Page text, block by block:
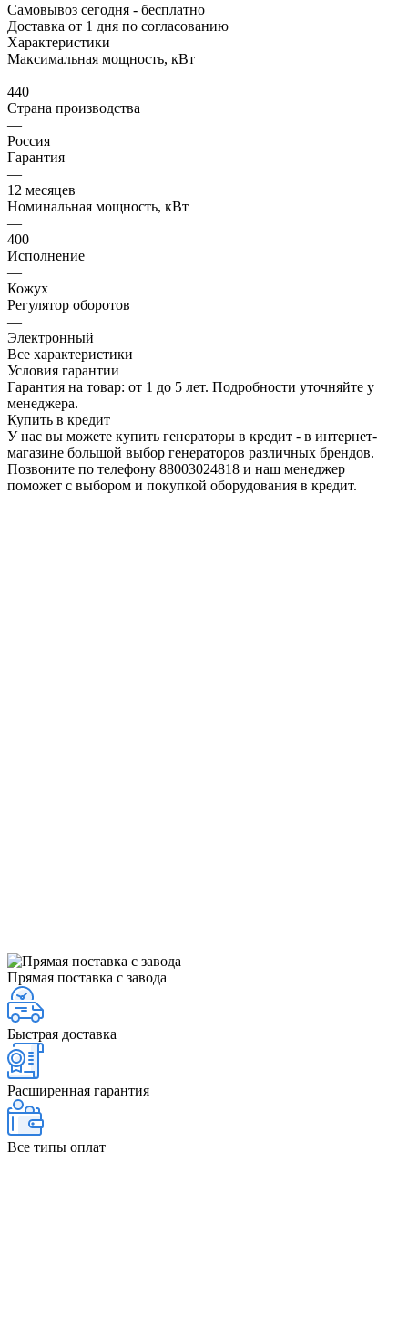
Самовывоз сегодня - бесплатно
Доставка от 1 дня по согласованию
Характеристики
Максимальная мощность, кВт
—
440
Страна производства
—
Россия
Гарантия
—
12 месяцев
Номинальная мощность, кВт
—
400
Исполнение
—
Кожух
Регулятор оборотов
—
Электронный
Все характеристики
Условия гарантии
Гарантия на товар: от 1 до 5 лет. Подробности уточняйте у
менеджера.
Купить в кредит
У нас вы можете купить генераторы в кредит - в интернет-
магазине большой выбор генераторов различных брендов.
Позвоните по телефону 88003024818 и наш менеджер
поможет с выбором и покупкой оборудования в кредит.
Прямая поставка с завода
Быстрая доставка
Расширенная гарантия
Все типы оплат